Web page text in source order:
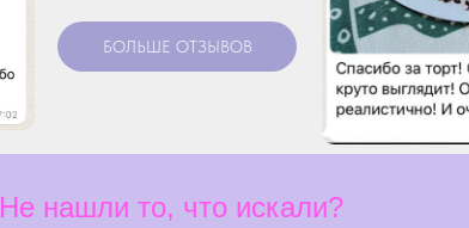
БОЛЬШЕ ОТЗЫВОВ
Не нашли то, что искали?